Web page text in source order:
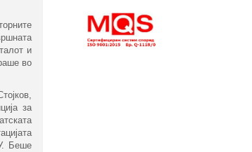
и
во
за
Беше